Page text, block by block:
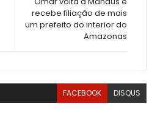
recebe filiação de mais
um prefeito do interior do
Amazonas
FACEBOOK DISQUS